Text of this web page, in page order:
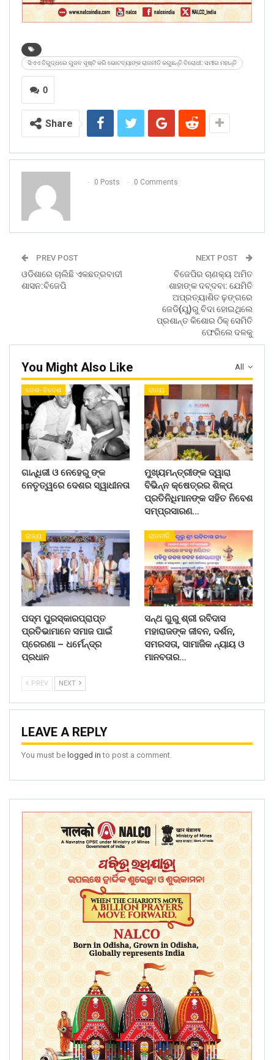
ସିଏଏ ବିରୁଦ୍ଧରେ ଗୁଜବ ସୃଷ୍ଟି କରି ଭୋଟବ୍ୟାଙ୍କ ରାଜନୀତି କରୁଛନ୍ତି ବିରୋଧୀ: ସମୀର ମହାନ୍ତି
0
Share
0 Posts 0 Comments
PREV POST
ଓଡିଶାରେ ଚାଲିଛି ଏକଛତ୍ରବାଦୀ
ଶାସନ:ବିଜେପି
NEXT POST
ବିଜେପିର ଚାଣକ୍ୟ ଅମିତ
ଶାହାଙ୍କ ଦବ୍‌ଦବା: ଯେମିତି
ଅପ୍ରତ୍ୟାଶିତ ଢ଼ଙ୍ଗରେ
ଜେଡି(ୟୁ)ରୁ ବିଦା ହୋଇଥିଲେ
ପ୍ରଶାନ୍ତ କିଶୋର ଠିକ୍‌ ସେମିତି
ଫେରିଲେ ଦଳକୁ
All
You Might Also Like
ଦେଶ- ବିଦେଶ
ଗାନ୍ଧିଜୀ ଓ ନେହେରୁ ଙ୍କ
ନେତୃତ୍ୱରେ ଦେଶର ସ୍ୱାଧୀନତା
ରାଜ୍ୟ
ମୁଖ୍ୟମନ୍ତ୍ରୀଙ୍କ ଦ୍ୱାରା
ବିଭିନ୍ନ କ୍ଷେତ୍ରର ଶିଳ୍ପ
ପ୍ରତିନିଧିମାନଙ୍କ ସହିତ ନିବେଶ
ସମ୍ପ୍ରସାରଣ…
ରାଜ୍ୟ
ପଦ୍ମ ପୁରସ୍କାରପ୍ରାପ୍ତ
ପ୍ରତିଭାମାନେ ସମାଜ ପାଇଁ
ପ୍ରେରଣା – ଧର୍ମେନ୍ଦ୍ର
ପ୍ରଧାନ
ରାଜନୀତି
ସନ୍ଥ ଗୁରୁ ଶ୍ରୀ ରବିଦାସ
ମହାରାଜଙ୍କ ଜୀବନ, ଦର୍ଶନ,
ସମରସତା, ସାମାଜିକ ନ୍ୟାୟ ଓ
ମାନବତାର…
PREV NEXT
LEAVE A REPLY
You must be logged in to post a comment.